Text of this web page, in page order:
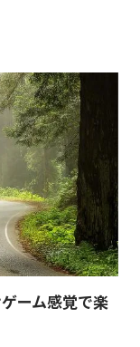
ーム感覚で楽